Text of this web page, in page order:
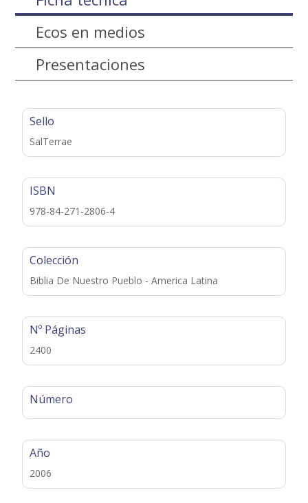
Ecos en medios
Presentaciones
Sello
SalTerrae
ISBN
978-84-271-2806-4
Colección
Biblia De Nuestro Pueblo - America Latina
Nº Páginas
2400
Número
Año
2006